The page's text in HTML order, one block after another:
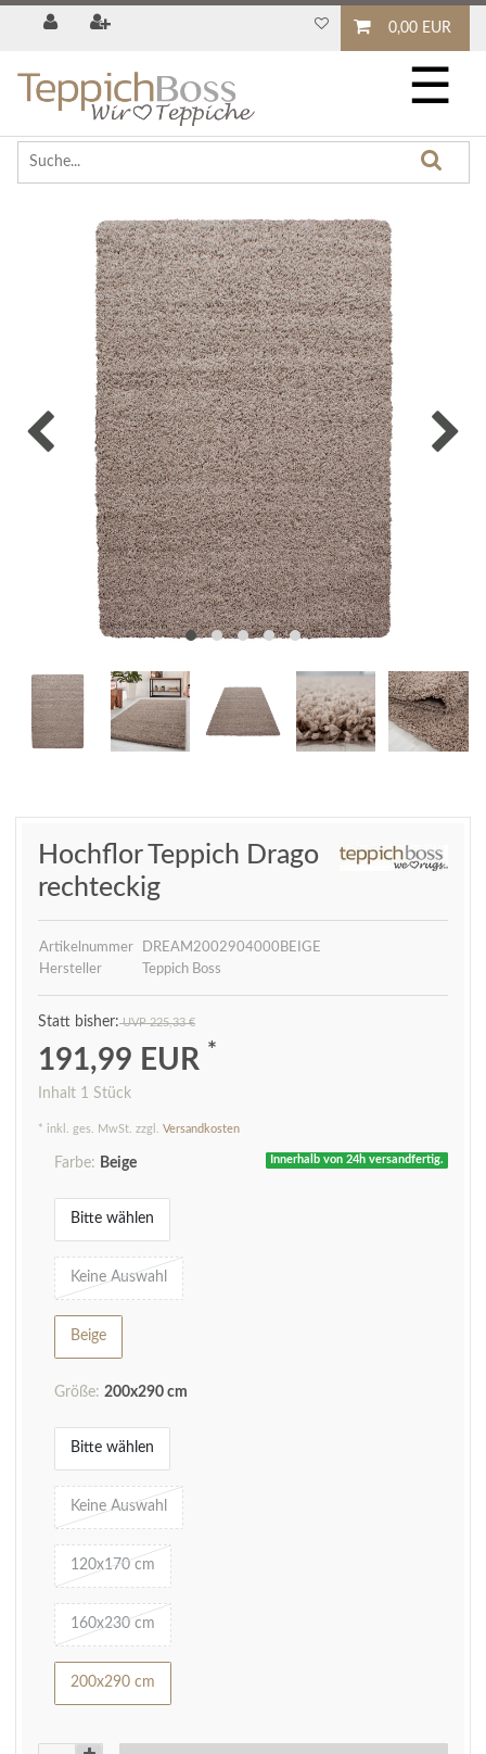
0,00 EUR
☰
Hochflor Teppich Drago
rechteckig
Artikelnummer
DREAM2002904000BEIGE
Hersteller
Teppich Boss
UVP 225,33 €
191,99 EUR *
Inhalt 1 Stück
* inkl. ges. MwSt. zzgl. Versandkosten
Innerhalb von 24h versandfertig.
Farbe: Beige
Bitte wählen
Keine Auswahl
Beige
Größe: 200x290 cm
Bitte wählen
Keine Auswahl
120x170 cm
160x230 cm
200x290 cm